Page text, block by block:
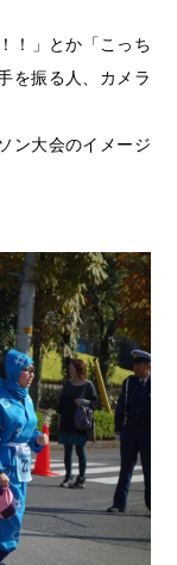
！」とか「こっち
を振る人、カメラ
ン大会のイメージ